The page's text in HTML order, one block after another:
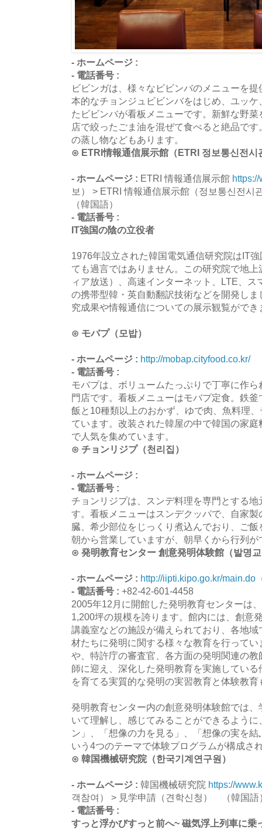
- ホームページ :
- 電話番号 :
ビビンガは、様々なビビンバのメニューを
本的なチョンジュビビンバをはじめ、ユッ
たビビンバが看板メニューです。新鮮な野
店で絞ったごま油を混ぜて食べると絶品で
の蒸し物などもあります。
⊙ ETRI情報通信展示館（ETRI 정보통신전시
- ホームページ : ETRI 情報通信展示館
보） > ETRI 情報通信展示館（정보통신전
（韓国語）
- 電話番号 :
IT強国の陰の立役者
1976年設立された韓国電気通信研究院はIT
ても過言ではありません。この研究院で地
ィア放送）、高速インターネット、LTE、
の携帯型韓・英自動翻訳技術などを開発し
究成果や情報通信についての展示観覧ができ
⊙ モバプ（모밥）
- ホームページ : http://mobap.cityfood.co.kr/
- 電話番号 :
モバプは、ボリュームたっぷりで丁寧に作
門店です。看板メニューはモバプ定食。鉄
飯と10種類以上のおかず、ゆで肉、魚料理
ています。改装された韓屋の中で韓国の家
で人気を集めています。
⊙ チョンリジプ（천리집）
- ホームページ :
- 電話番号 :
チョンリジプは、スンデ料理を専門とする
す。看板メニューはスンデクッパで、自家
臓、希少部位をじっくり煮込んでおり、ご
朝から営業していますが、朝早くから行列
⊙ 発明教育センター 創意発明体験館（발명
- ホームページ : http://iipti.kipo.go.kr/main.do
- 電話番号 : +82-42-601-4458
2005年12月に開館した発明教育センターは
1,200坪の規模を誇ります。館内には、創意
講義室などの施設が備えられており、各地
材たちに発明に関する様々な教育を行って
や、特許庁の審査官、各方面の発明関連の
師に迎え、深化した発明教育を実施してい
を育てる実質的な発明の実習教育と体験教
発明教育センター内の創意発明体験館では
いて理解し、感じてみることができるよう
ン」、「想像の力を見る」、「想像の実を
いう4つのテーマで体験プログラムが構成さ
⊙ 韓国機械研究院（한국기계연구원）
- ホームページ : 韓国機械研究院 https://
객참여） > 見学申請（견학신청） （韓国語
- 電話番号 :
すっと浮かびすっと前へ~ 磁気浮上列車に乗